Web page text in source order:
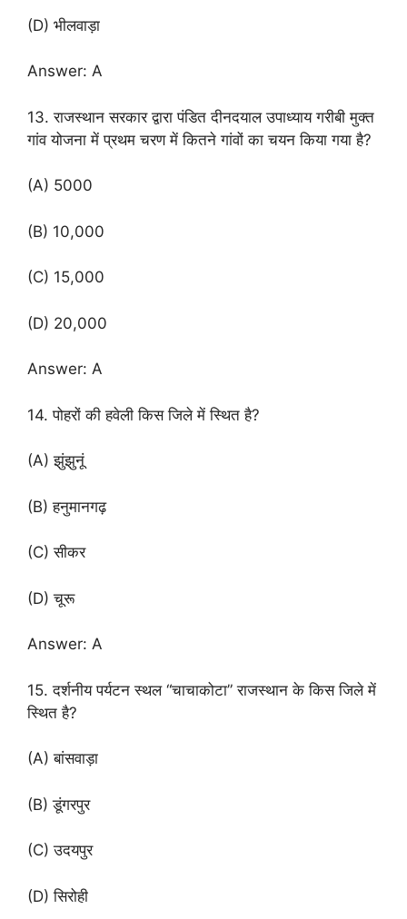
(D) भीलवाड़ा
Answer: A
13. राजस्थान सरकार द्वारा पंडित दीनदयाल उपाध्याय गरीबी मुक्त
गांव योजना में प्रथम चरण में कितने गांवों का चयन किया गया है?
(A) 5000
(B) 10,000
(C) 15,000
(D) 20,000
Answer: A
14. पोहरों की हवेली किस जिले में स्थित है?
(A) झुंझुनूं
(B) हनुमानगढ़
(C) सीकर
(D) चूरू
Answer: A
15. दर्शनीय पर्यटन स्थल “चाचाकोटा” राजस्थान के किस जिले में
स्थित है?
(A) बांसवाड़ा
(B) डूंगरपुर
(C) उदयपुर
(D) सिरोही